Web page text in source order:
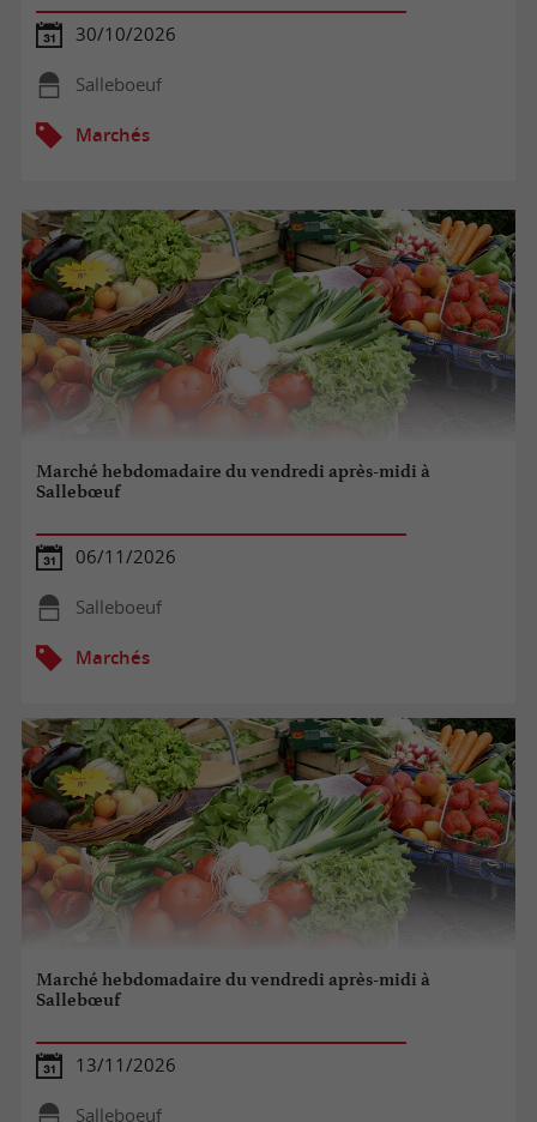
30/10/2026
Salleboeuf
Marchés
Marché hebdomadaire du vendredi après-midi à
Sallebœuf
06/11/2026
Salleboeuf
Marchés
Marché hebdomadaire du vendredi après-midi à
Sallebœuf
13/11/2026
Salleboeuf